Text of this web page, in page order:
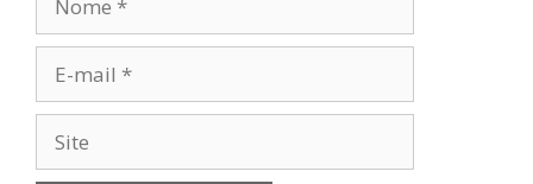
mail